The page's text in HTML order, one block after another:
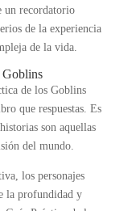
un recordatorio
de la experiencia
de la vida.
de los Goblins
que respuestas. Es
son aquellas
del mundo.
los personajes
la profundidad y